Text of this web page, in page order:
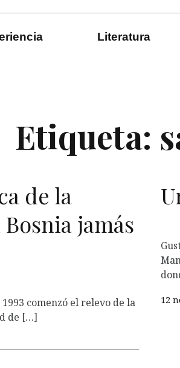
Literatura
Etiqueta:
de la
jamás
comenzó el relevo de la
de […]
12